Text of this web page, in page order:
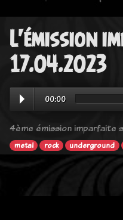
L'émission
17.04.2023
00:00
4ème émission imparfaite
metal rock underground